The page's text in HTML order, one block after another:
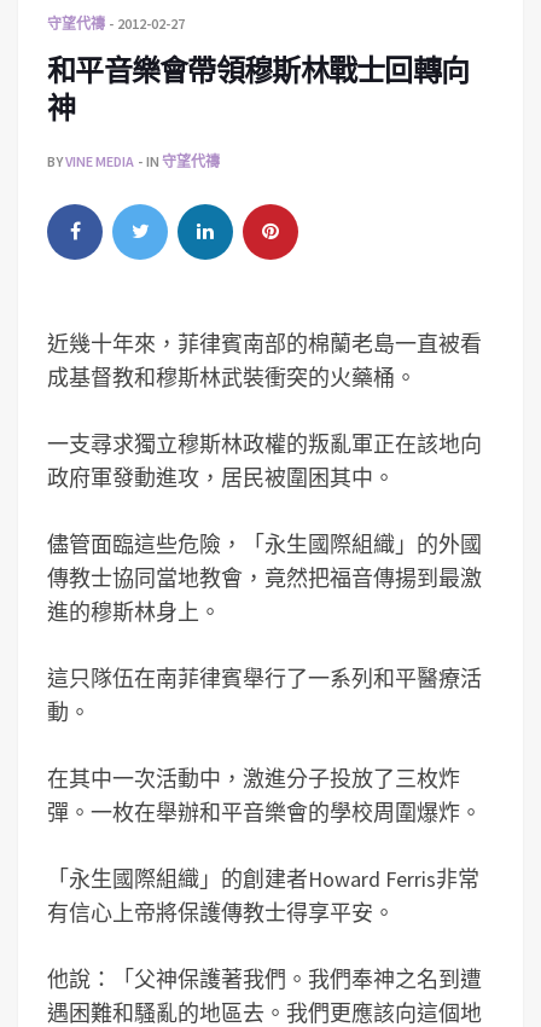
守望代禱 2012-02-27
和平音樂會帶領穆斯林戰士回轉向
神
BYVINE MEDIA IN 守望代禱
近幾十年來，菲律賓南部的棉蘭老島一直被看
成基督教和穆斯林武裝衝突的火藥桶。
一支尋求獨立穆斯林政權的叛亂軍正在該地向
政府軍發動進攻，居民被圍困其中。
儘管面臨這些危險，「永生國際組織」的外國
傳教士協同當地教會，竟然把福音傳揚到最激
進的穆斯林身上。
這只隊伍在南菲律賓舉行了一系列和平醫療活
動。
在其中一次活動中，激進分子投放了三枚炸
彈。一枚在舉辦和平音樂會的學校周圍爆炸。
「永生國際組織」的創建者Howard Ferris非常
有信心上帝將保護傳教士得享平安。
他說：「父神保護著我們。我們奉神之名到遭
遇困難和騷亂的地區去。我們更應該向這個地